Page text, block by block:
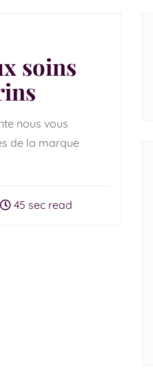
soins
nous vous
de la marque
45 sec read